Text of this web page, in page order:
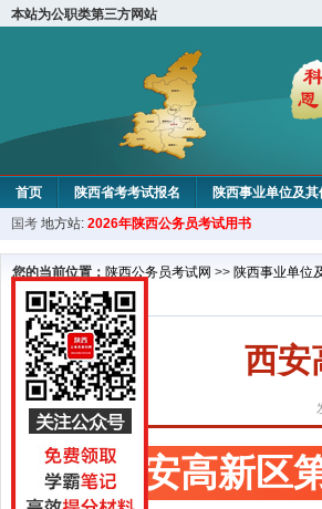
本站为公职类第三方网站
首页 陕西省考考试报名 陕西事业单位及
国考 地方站: 2026年陕西公务员考试用书
您的当前位置： 陕西公务员考试网 >> 陕西事业单位
西安
西安高新区